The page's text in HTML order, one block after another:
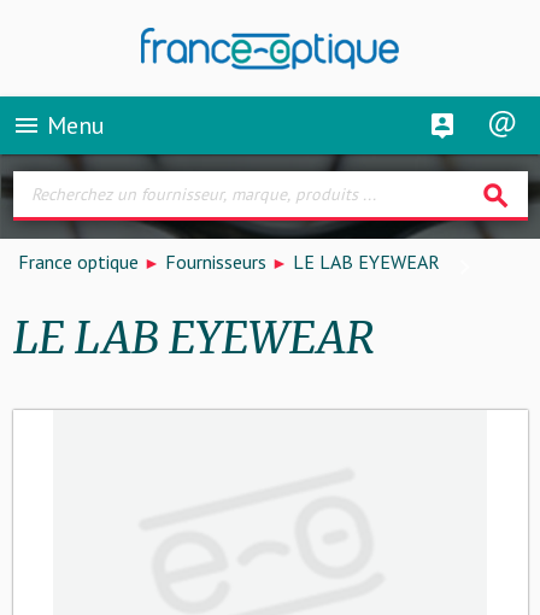
menu Menu
search
France optique Fournisseurs LE LAB EYEWEAR
LE LAB EYEWEAR